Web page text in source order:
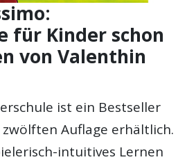
für Kinder schon
von Valenthin
ist ein Bestseller
Auflage erhältlich.
intuitives Lernen